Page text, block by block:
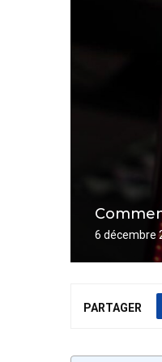
6 décembre
PARTAGER